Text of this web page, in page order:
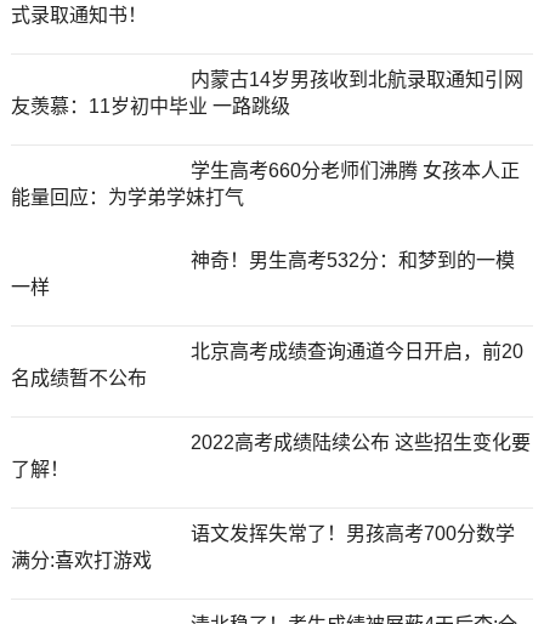
式录取通知书！
内蒙古14岁男孩收到北航录取通知引网
友羡慕：11岁初中毕业 一路跳级
学生高考660分老师们沸腾 女孩本人正
能量回应：为学弟学妹打气
神奇！男生高考532分：和梦到的一模
一样
北京高考成绩查询通道今日开启，前20
名成绩暂不公布
2022高考成绩陆续公布 这些招生变化要
了解！
语文发挥失常了！男孩高考700分数学
满分:喜欢打游戏